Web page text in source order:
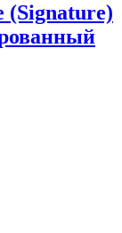
(Signature)